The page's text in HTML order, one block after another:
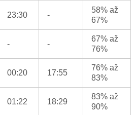
23:30 -
58% až
67%
- -
67% až
76%
00:20 17:55
76% až
83%
01:22 18:29
83% až
90%